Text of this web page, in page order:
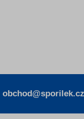
obchod@sporilek.cz